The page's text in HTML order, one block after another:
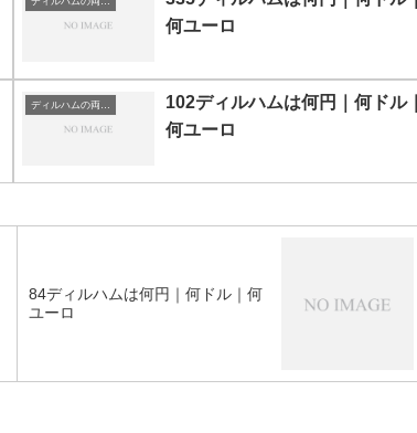
何ユーロ
102ディルハムは何円｜何ドル｜
何ユーロ
84ディルハムは何円｜何ドル｜何
ユーロ